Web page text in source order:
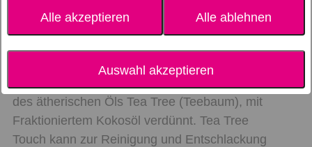
Alle akzeptieren Alle ablehnen
Auswahl akzeptieren
der praktischen Roll-on-Flasche ist geschmeidig
des ätherischen Öls Tea Tree (Teebaum), mit
Fraktioniertem Kokosöl verdünnt. Tea Tree
Touch kann zur Reinigung und Entschlackung